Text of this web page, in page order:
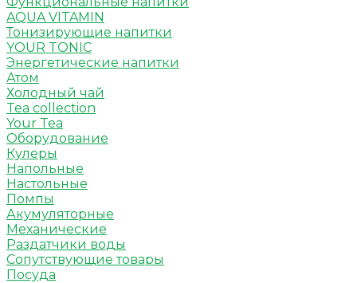
AQUA VITAMIN
Тонизирующие напитки
YOUR TONIC
Энергетические напитки
Атом
Холодный чай
Tea collection
Your Tea
Оборудование
Кулеры
Напольные
Настольные
Помпы
Акумуляторные
Механические
Раздатчики воды
Сопутствующие товары
Посуда